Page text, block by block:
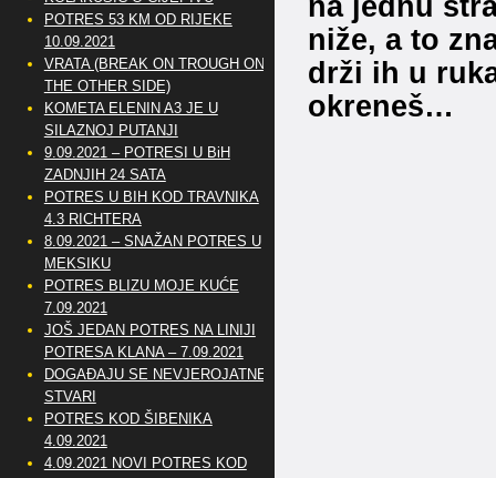
niže, a to
drži ih u
okreneš…
POTRES 53 KM OD RIJEKE
10.09.2021
VRATA (BREAK ON TROUGH ON
THE OTHER SIDE)
KOMETA ELENIN A3 JE U
SILAZNOJ PUTANJI
9.09.2021 – POTRESI U BiH
ZADNJIH 24 SATA
POTRES U BIH KOD TRAVNIKA
4.3 RICHTERA
8.09.2021 – SNAŽAN POTRES U
MEKSIKU
POTRES BLIZU MOJE KUĆE
7.09.2021
JOŠ JEDAN POTRES NA LINIJI
POTRESA KLANA – 7.09.2021
DOGAĐAJU SE NEVJEROJATNE
STVARI
POTRES KOD ŠIBENIKA
4.09.2021
4.09.2021 NOVI POTRES KOD